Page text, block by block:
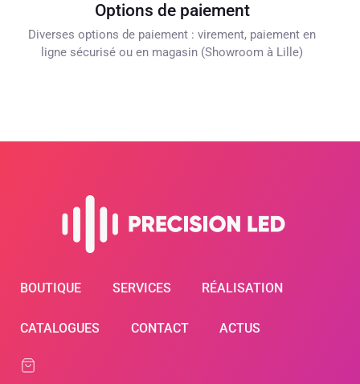
Options de paiement
Diverses options de paiement : virement, paiement en
ligne sécurisé ou en magasin (Showroom à Lille)
BOUTIQUE SERVICES RÉALISATION
CATALOGUES CONTACT ACTUS